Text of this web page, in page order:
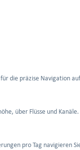
die präzise Navigation
über Flüsse und Kanäle.
pro Tag navigieren